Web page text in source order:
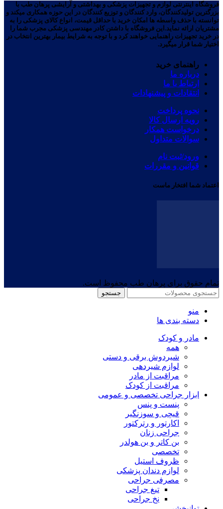
فروشگاه اینترنتی لوازم و تجهیزات پزشکی و بهداشتی و آرایشی پرهان طب با
بزرگترین تولیدکنندگان، وارد کنندگان و توزیع کنندگان در این حوزه همکاری میکند و
توانسته با حذف واسطه ها امکان خرید با حداقل قیمت، انواع کالای پزشکی را به
مشتریان ارائه نماید.این فروشگاه با داشتن کادر مهندسی پزشکی مجرب شما را
در خرید تجهیزات راهنمایی خواهند کرد و با توجه به شرایط بیمار بهترین انتخاب در
اختیار شما قرار میگیرد.
راهنمای خرید
درباره ما
ارتباط با ما
انتقادات و پیشنهادات
نحوه پرداخت
رویه ارسال کالا
درخواست همکار
سوالات متداول
ورود/ثبت نام
قوانین و مقررات
اعتماد شما افتخار ماست
همه
شیردوش برقی و دستی
مراقبت از مادر
مراقبت از کودک
ابزار جراحی تخصصی و عمومی
پنست و پنس
قیچی و سوزنگیر
اکارتور و رترکتور
جراحی زنان
بن کاتر و بن هولدر
تخصصی
ظروف استیل
لوازم دندان پزشکی
مصرفی جراحی
تیغ جراحی
نخ جراحی
توانبخشی
ویلچر
توالت فرنگی و لگن
محصولات طب و صنعت
اندام فوقانی و مچ بندها
انواع شکم بند و گرمکن کلیه
ستون فقرات(کمربند و قوزبند)